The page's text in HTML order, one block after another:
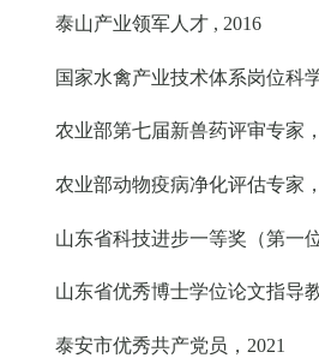
泰山产业领军人才 , 2016
国家水禽产业技术体系岗位科
农业部第七届新兽药评审专家，
农业部动物疫病净化评估专家，
山东省科技进步一等奖（第一
山东省优秀博士学位论文指导
泰安市优秀共产党员， 2021